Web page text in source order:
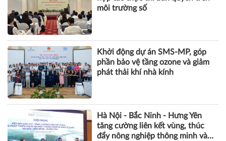
môi trường số
Khởi động dự án SMS-MP, góp
phần bảo vệ tầng ozone và giảm
phát thải khí nhà kính
Hà Nội - Bắc Ninh - Hưng Yên
tăng cường liên kết vùng, thúc
đẩy nông nghiệp thông minh và